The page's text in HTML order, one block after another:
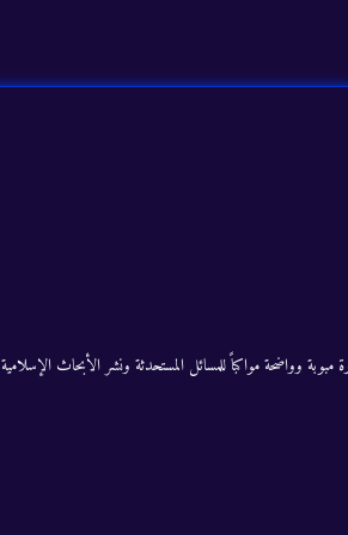
وواضحة مواكباً للمسائل المستحدثة ونشر الأبحاث الإسلامية